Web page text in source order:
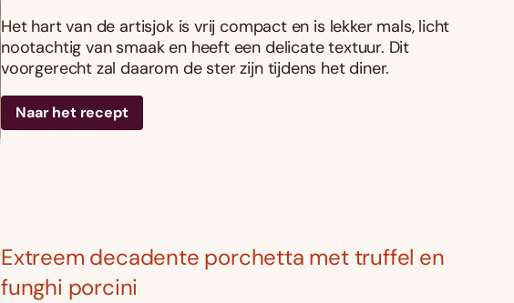
Het hart van de artisjok is vrij compact en is lekker mals, licht
nootachtig van smaak en heeft een delicate textuur. Dit
voorgerecht zal daarom de ster zijn tijdens het diner.
Naar het recept
Extreem decadente porchetta met truffel en
funghi porcini